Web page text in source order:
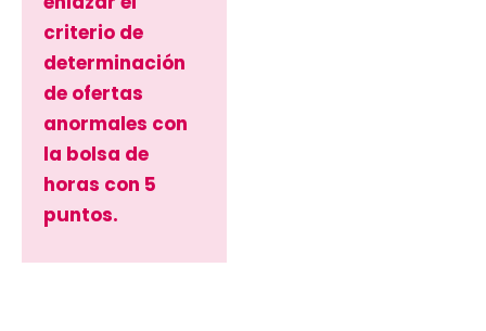
criterio de
determinación
de ofertas
anormales con
la bolsa de
horas con 5
puntos.